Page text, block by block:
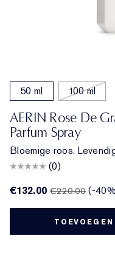
50 ml 100 ml
AERIN Rose De
Parfum Spray
Bloemige roos.
(0)
€132.00€220.00 (-